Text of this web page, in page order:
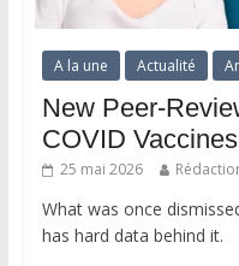
A la une Actualité
New Peer-
COVID
25 mai 2026
What was once
has hard data behind it.